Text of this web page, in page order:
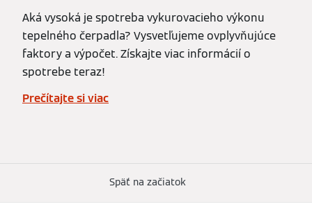
Aká vysoká je spotreba vykurovacieho výkonu
tepelného čerpadla? Vysvetľujeme ovplyvňujúce
faktory a výpočet. Získajte viac informácií o
spotrebe teraz!
Prečítajte si viac
Späť na začiatok